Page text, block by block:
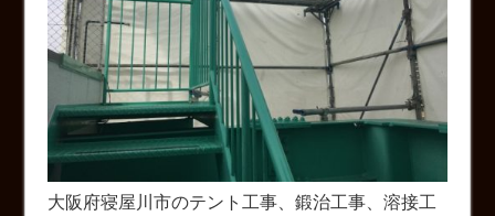
大阪府寝屋川市のテント工事、鍛治工事、溶接工